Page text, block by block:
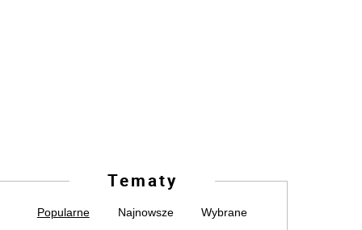
Tematy
Popularne Najnowsze Wybrane